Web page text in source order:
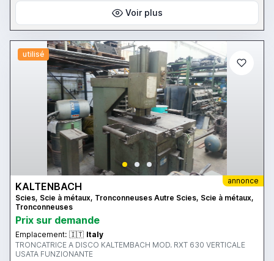
Voir plus
utilisé
annonce
KALTENBACH
Scies, Scie à métaux, Tronconneuses Autre Scies, Scie à métaux,
Tronconneuses
Prix ​​sur demande
Emplacement: 🇮🇹 Italy
TRONCATRICE A DISCO KALTEMBACH MOD. RXT 630 VERTICALE
USATA FUNZIONANTE